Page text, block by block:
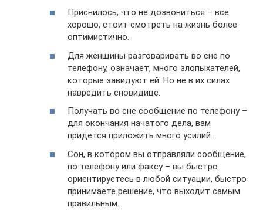
Приснилось, что не дозвониться – все
хорошо, стоит смотреть на жизнь более
оптимистично.
Для женщины разговаривать во сне по
телефону, означает, много злопыхателей,
которые завидуют ей. Но не в их силах
навредить сновидице.
Получать во сне сообщение по телефону –
для окончания начатого дела, вам
придется приложить много усилий.
Сон, в котором вы отправляли сообщение,
по телефону или факсу – вы быстро
ориентируетесь в любой ситуации, быстро
принимаете решение, что выходит самым
правильным.